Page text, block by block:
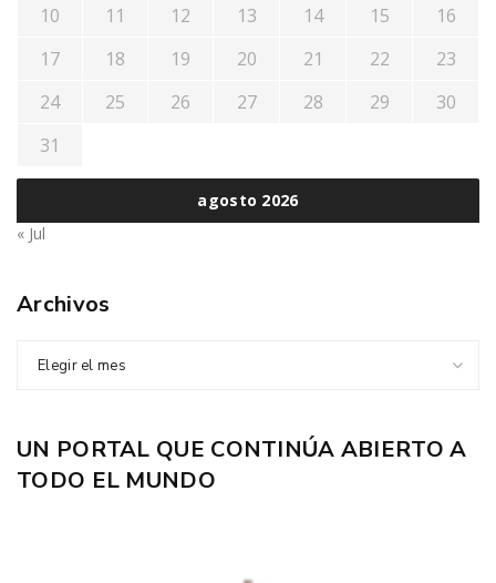
agosto 2026
10 11 12 13 14 15
16
17
18 19 20 21 22
23
24
25 26 27 28 29
30
31
« Jul
Archivos
Elegir el mes
UN PORTAL QUE CONTINÚA ABIERTO A
TODO EL MUNDO